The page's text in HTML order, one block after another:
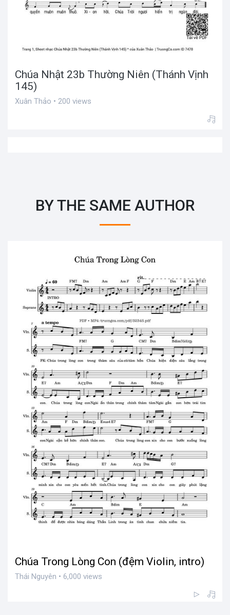
Chúa Nhật 23b Thường Niên (Thánh Vịnh
145)
Xuân Thảo • 200 views
BY THE SAME AUTHOR
Chúa Trong Lòng Con (đệm Violin, intro)
Thái Nguyên • 6,000 views